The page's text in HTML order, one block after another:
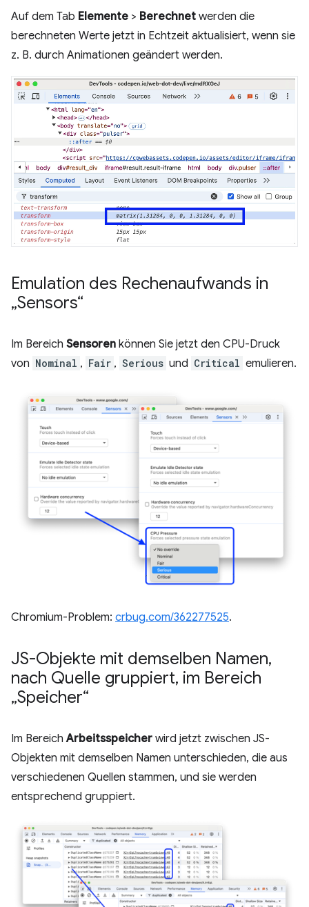
Auf dem Tab Elemente > Berechnet werden die
berechneten Werte jetzt in Echtzeit aktualisiert, wenn sie
z. B. durch Animationen geändert werden.
Emulation des Rechenaufwands in
„Sensors“
Im Bereich Sensoren können Sie jetzt den CPU-Druck
von Nominal , Fair , Serious und Critical emulieren.
Chromium-Problem: crbug.com/362277525.
JS-Objekte mit demselben Namen,
nach Quelle gruppiert, im Bereich
„Speicher“
Im BereichArbeitsspeicher wird jetzt zwischen JS-
Objekten mit demselben Namen unterschieden, die aus
verschiedenen Quellen stammen, und sie werden
entsprechend gruppiert.